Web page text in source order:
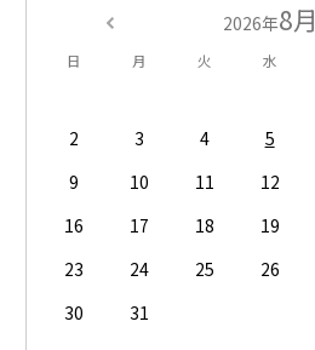
2026年8月
日 月 火 水
2
3 4 5
9
10 11 12
16
17 18 19
23
24 25 26
30
31